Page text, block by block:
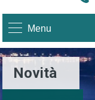
Menu
Novità